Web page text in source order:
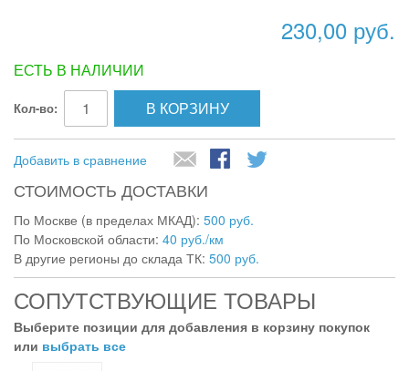
230,00 руб.
ЕСТЬ В НАЛИЧИИ
Кол-во: В КОРЗИНУ
Добавить в сравнение
СТОИМОСТЬ ДОСТАВКИ
По Москве (в пределах МКАД): 500 руб.
По Московской области: 40 руб./км
В другие регионы до склада ТК: 500 руб.
СОПУТСТВУЮЩИЕ ТОВАРЫ
Выберите позиции для добавления в корзину покупок
или выбрать все